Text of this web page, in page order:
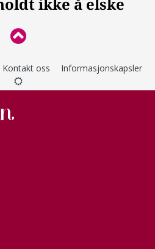
Kontakt oss Informasjonskapsler